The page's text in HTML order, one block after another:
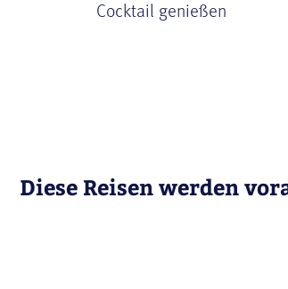
Cocktail genießen
Diese Reisen werden